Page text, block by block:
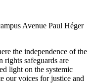
Avenue Paul Héger
the independence of the
rights safeguards are
light on the systemic
our voices for justice and